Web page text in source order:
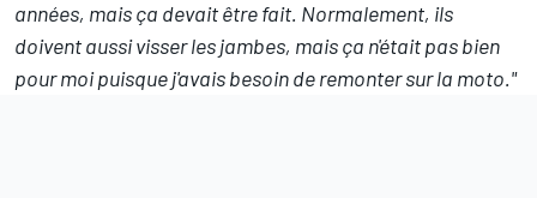
années, mais ça devait être fait. Normalement, ils
doivent aussi visser les jambes, mais ça n'était pas bien
pour moi puisque j'avais besoin de remonter sur la moto."